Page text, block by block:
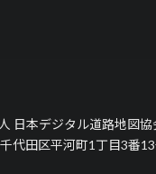
日本デジタル道路地図協
代田区平河町1丁目3番